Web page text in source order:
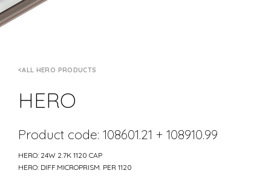
ALL HERO PRODUCTS
HERO
Product code: 108601.21 + 108910.99
HERO: 24W 2.7K 1120 CAP
HERO: DIFF.MICROPRISM. PER 1120